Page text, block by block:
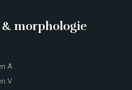
morphologie
A
V